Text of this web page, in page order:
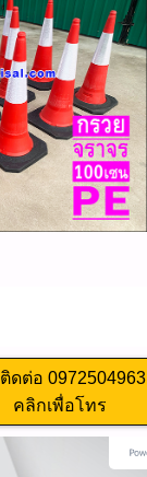
ติดต่อ0972504963
คลิกเพื่อโทร